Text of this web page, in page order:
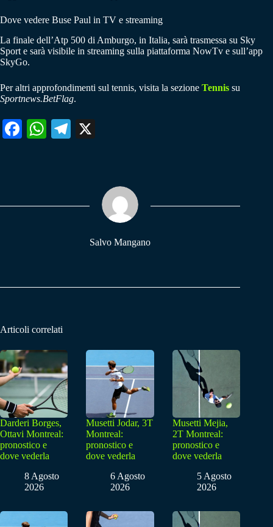
Dove vedere Buse Paul in TV e streaming
La finale dell’Atp 500 di Amburgo, in Italia, sarà trasmessa su Sky
Sport e sarà visibile in streaming sulla piattaforma NowTv e sull’app
SkyGo.
Per altri approfondimenti sul tennis, visita la sezione Tennis su
Sportnews.BetFlag.
Fa W
pp
Te
m
Salvo Mangano
Articoli correlati
Darderi Borges,
Ottavi Montreal:
pronostico e
dove vederla
8 Agosto
2026
Musetti Jodar, 3T
Montreal:
pronostico e
dove vederla
6 Agosto
2026
Musetti Mejia,
2T Montreal:
pronostico e
dove vederla
5 Agosto
2026